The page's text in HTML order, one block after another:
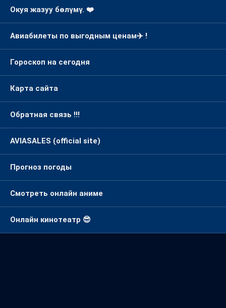
Окуя жазуу бөлүмү. ❤️
Авиабилеты по выгодным ценам✈️ !
Гороскоп на сегодня
Карта сайта
Обратная связь !!!
AVIASALES (official site)
Прогноз погоды
Смотреть онлайн аниме
Онлайн кинотеатр 😎